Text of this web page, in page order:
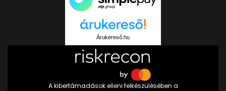
Árukereső.hu
A kibertámadások elleni felkészülésében a